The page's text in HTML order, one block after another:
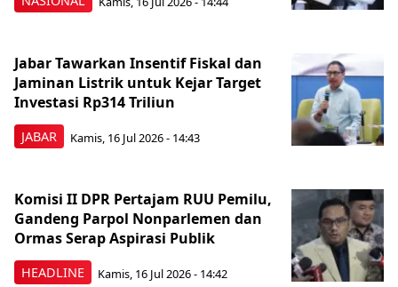
JABAR
Jabar Tawarkan Insentif Fiskal dan
Jaminan Listrik untuk Kejar Target
Investasi Rp314 Triliun
Kamis, 16 Jul 2026 - 14:43
HEADLINE
Komisi II DPR Pertajam RUU Pemilu,
Gandeng Parpol Nonparlemen dan
Ormas Serap Aspirasi Publik
Kamis, 16 Jul 2026 - 14:42